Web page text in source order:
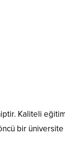
Kaliteli
bir